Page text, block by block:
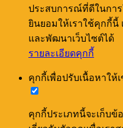
ประสบการณ์ที่ดีในกา
ยินยอมให้เราใช้คุกกี้นี้
และพัฒนาเว็บไซต์ได้
รายละเอียดคุกกี้
คุกกี้เพื่อปรับเนื้อหาให้
คุกกี้ประเภทนี้จะเก็บ